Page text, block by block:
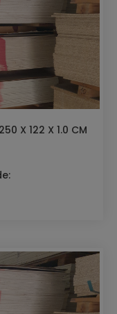
X 122 X 1.0 CM